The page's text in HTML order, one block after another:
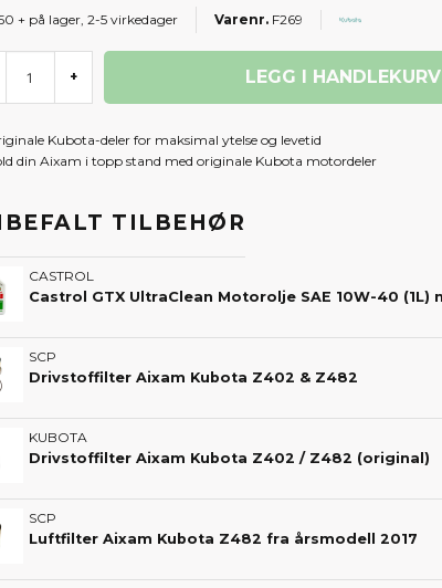
+ på lager, 2-5 virkedager F269
+ LEGG I HANDLEKURV
Kubota-deler for maksimal ytelse og levetid
din Aixam i topp stand med originale Kubota motordeler
TILBEHØR
CASTROL
SCP
Drivstoffilter Aixam Kubota Z402 & Z482
KUBOTA
Drivstoffilter Aixam Kubota Z402 / Z482 (original)
SCP
Luftfilter Aixam Kubota Z482 fra årsmodell 2017